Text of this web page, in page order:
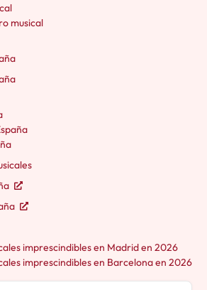
musical
imprescindibles en Madrid en 2026
imprescindibles en Barcelona en 2026